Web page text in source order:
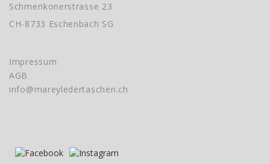
Schmerikonerstrasse 23
CH-8733 Eschenbach SG
Impressum
AGB
info@mareyledertaschen.ch